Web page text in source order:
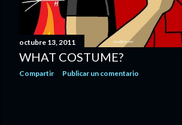
octubre 13, 2011
WHAT COSTUME?
Compartir Publicar un comentario